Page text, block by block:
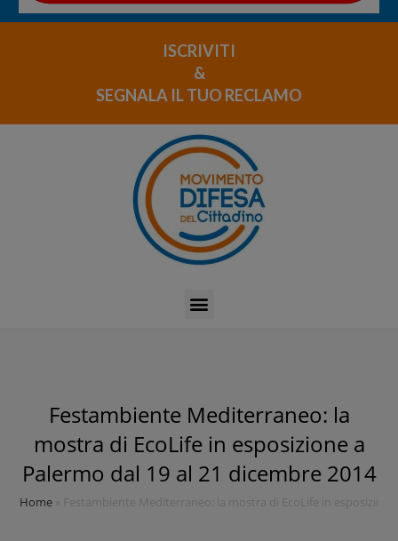
ISCRIVITI
&
SEGNALA IL TUO RECLAMO
Festambiente Mediterraneo: la
mostra di EcoLife in esposizione a
Palermo dal 19 al 21 dicembre 2014
Home Festambiente Mediterraneo: la mostra di EcoLife in